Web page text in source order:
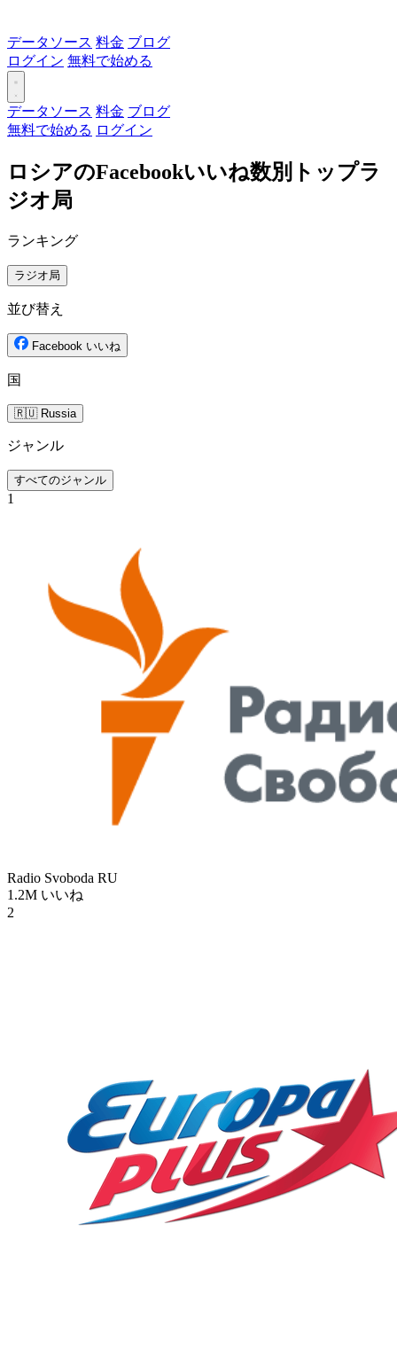
データソース 料金 ブログ
ログイン 無料で始める
データソース 料金 ブログ
無料で始める ログイン
ロシアのFacebookいいね数別トップラ
ジオ局
ランキング
ラジオ局
並び替え
Facebook いいね
国
🇷🇺 Russia
ジャンル
すべてのジャンル
1
Radio Svoboda RU
1.2M いいね
2